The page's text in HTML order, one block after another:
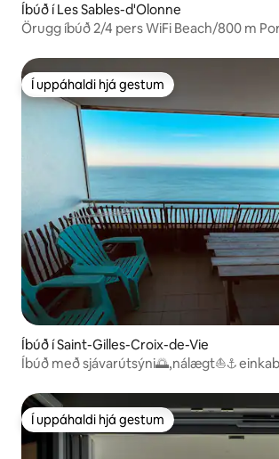
Íbúð í Les Sables-d'Olonne
Örugg íbúð 2/4 pers WiFi Beach/800 m
Í uppáhaldi hjá gestum
Í uppáhaldi hjá gestum
Íbúð í Saint-Gilles-Croix-de-Vie
Íbúð með sjávarútsýni🌅,nálægt⛵️⚓️
Í uppáhaldi hjá gestum
Í uppáhaldi hjá gestum